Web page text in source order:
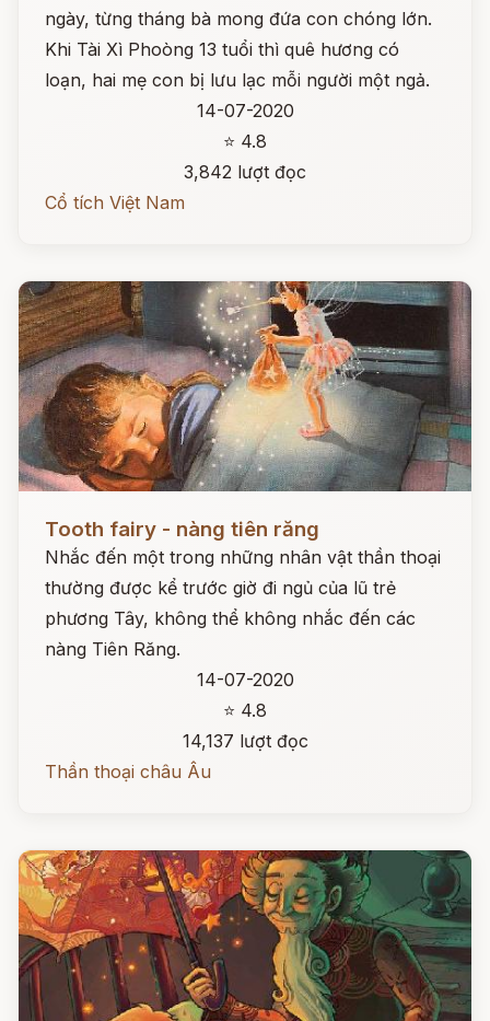
ngày, từng tháng bà mong đứa con chóng lớn.
Khi Tài Xì Phoòng 13 tuổi thì quê hương có
loạn, hai mẹ con bị lưu lạc mỗi người một ngả.
14-07-2020
⭐ 4.8
3,842 lượt đọc
Cổ tích Việt Nam
Tooth fairy - nàng tiên răng
Nhắc đến một trong những nhân vật thần thoại
thường được kể trước giờ đi ngủ của lũ trẻ
phương Tây, không thể không nhắc đến các
nàng Tiên Răng.
14-07-2020
⭐ 4.8
14,137 lượt đọc
Thần thoại châu Âu